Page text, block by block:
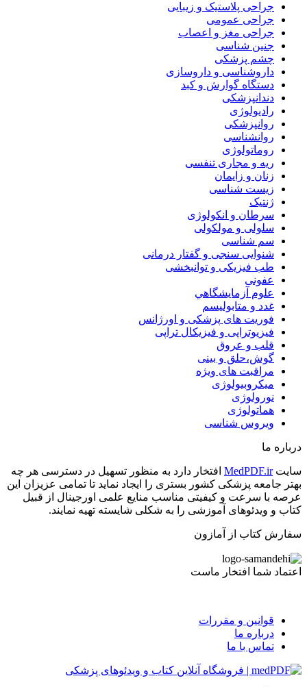
جراحی پلاستیک و زیبایی
جراحی عمومی
جراحی مغز و اعصاب
جنین شناسی
چشم پزشکی
داروشناسی و داروسازی
دستگاه گوارش و کبد
دندانپزشکی
رادیولوژی
روانپزشکی
روانشناسی
روماتولوژی
ریه و مجاری تنفسی
زنان و زایمان
زیست شناسی
ژنتیک
سرطان و انکولوژی
سلولی و مولکولی
سم شناسی
شنوایی سنجی و گفتار درمانی
طب فیزیکی و توانبخشی
عفونی
علوم آزمايشگاهي
غدد و متابولیسم
فوریت های پزشکی و اورژانس
فیزیوتراپی و فیزیکال تراپی
قلب و عروق
گوش،حلق و بینی
مراقبت های ویژه
میکروبیولوژی
نورولوژی
هماتولوژی
ویروس شناسی
درباره ما
سایتMedPDF.ir افتخار دارد به منظور تسهیل در دسترسی هر چه
بهتر جامعه پزشکی کشور بستری را ایجاد نماید تا تمامی عزیزان این
عرصه با سرعت و کیفیتی مناسب منایع علمی اورجینال از قبیل
کتاب و ویدئوهای آموزشی را به شکلی شایسته تهیه نمایند.
سفارش کتاب از آمازون
اعتماد شما افتخار ماست
قوانین و مقررات
درباره ما
تماس با ما